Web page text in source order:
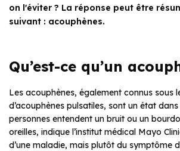
on l'éviter ? La réponse peut être
suivant : acouphènes.
Qu’est-ce qu’un
Les acouphènes, également connus sous
d’acouphènes pulsatiles, sont un état
personnes entendent un bruit ou un
oreilles, indique l’institut médical Mayo
d’une maladie, mais plutôt du symptôme